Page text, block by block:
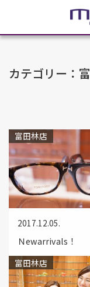
カテゴリー：
富田林店
2017.12.05.
Ｎewarrivals！
富田林店